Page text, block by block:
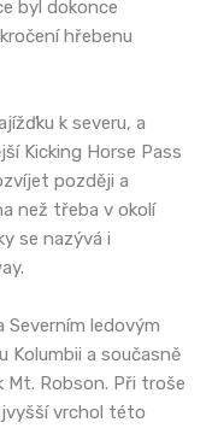
byl dokonce
hřebenu
k severu, a
Kicking Horse Pass
později a
než třeba v okolí
se nazývá i
Severním ledovým
Kolumbii a současně
Mt. Robson. Při troše
vrchol této